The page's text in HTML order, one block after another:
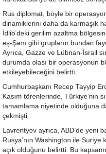
Rus diplomat, böyle bir
dinamiklerini daha da karmaşık
İdlib’deki gerilim azaltma
eş-Şam gibi grupların bundan
Ayrıca, Gazze ve Lübnan-İsrail
durumda olası bir operasyonun
etkileyebileceğini belirtti.
Cumhurbaşkanı Recep Tayyip
Kasım törenlerinde, Türkiye’nin
tamamlama niyetinde olduğuna
çekmişti.
Lavrentyev ayrıca, ABD’de yeni
Rusya’nın Washington ile
açık olduğunu belirtti. Bu